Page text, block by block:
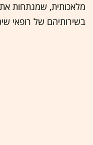
מלאכותית, שמנתחות
בשירותיהם של רופאי